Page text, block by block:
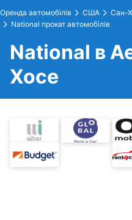
Оренда автомобілів США Сан-
National прокат автомобілів
National в
Хосе